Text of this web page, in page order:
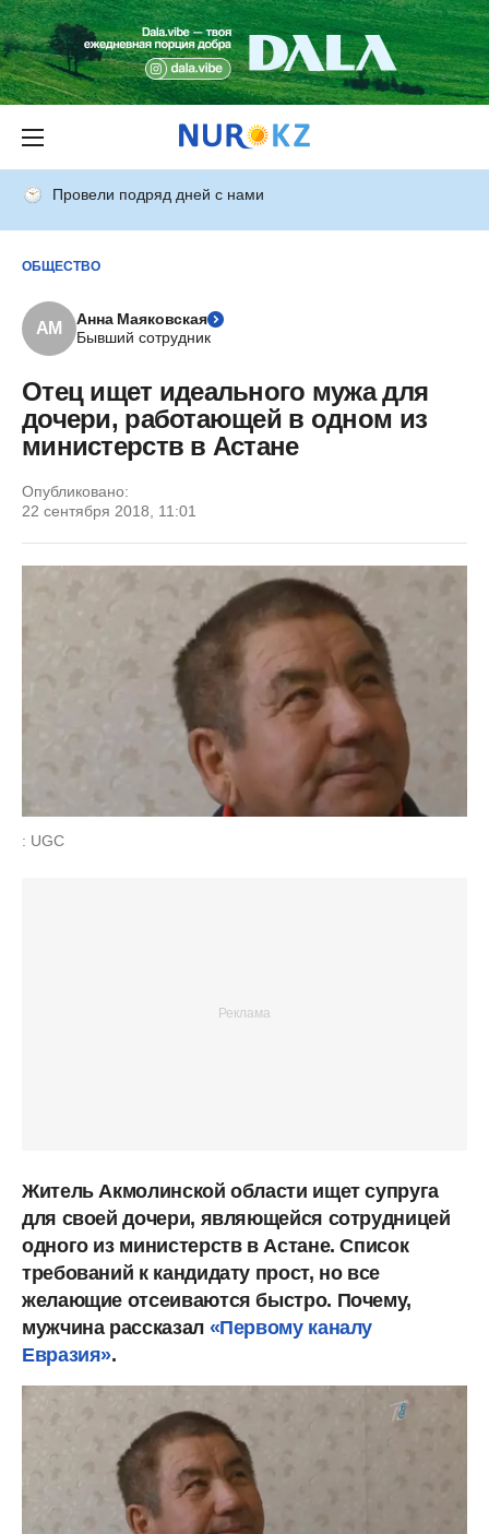
Провели подряд дней с нами
ОБЩЕСТВО
АМ
Анна Маяковская
Бывший сотрудник
Отец ищет идеального мужа для
дочери, работающей в одном из
министерств в Астане
Опубликовано:
22 сентября 2018, 11:01
: UGC
Житель Акмолинской области ищет супруга
для своей дочери, являющейся сотрудницей
одного из министерств в Астане. Список
требований к кандидату прост, но все
желающие отсеиваются быстро. Почему,
мужчина рассказал «Первому каналу
Евразия».